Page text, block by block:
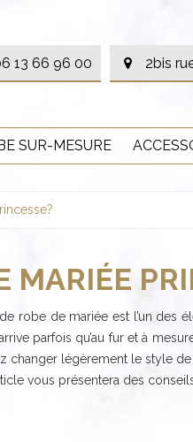
13 66 96 00 2bis
SUR-MESURE
MARIÉE
robe de mariée est l’un des
parfois qu’au fur et à
légèrement le style
vous présentera des